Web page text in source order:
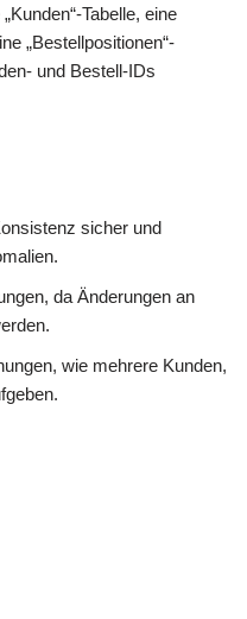
Tabelle, eine
„Bestellpositionen“-
und Bestell-IDs
sicher und
da Änderungen an
wie mehrere Kunden,